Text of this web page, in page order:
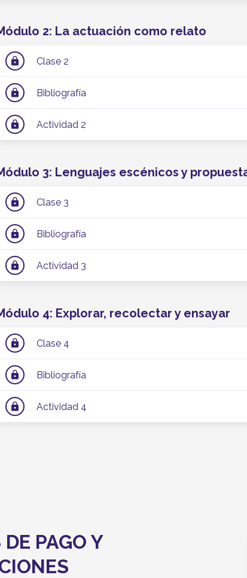
2: La actuación como relato
lock Clase 2
lock Bibliografía
lock Actividad 2
3: Lenguajes escénicos y
lock Clase 3
lock Bibliografía
lock Actividad 3
4: Explorar, recolectar y ensayar
lock Clase 4
lock Bibliografía
lock Actividad 4
PAGO Y